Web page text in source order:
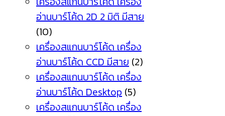
อ่านบาร์โค้ด 2D 2 มิติ มีสาย
(10)
เครื่องสแกนบาร์โค้ด เครื่อง
อ่านบาร์โค้ด CCD มีสาย (2)
เครื่องสแกนบาร์โค้ด เครื่อง
อ่านบาร์โค้ด Desktop (5)
เครื่องสแกนบาร์โค้ด เครื่อง